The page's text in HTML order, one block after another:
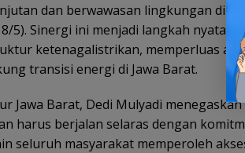
dan berwawasan lingkungan di
5). Sinergi ini menjadi langkah nyata
ketenagalistrikan, memperluas
transisi energi di Jawa Barat.
Jawa Barat, Dedi Mulyadi
harus berjalan selaras dengan
seluruh masyarakat memperoleh